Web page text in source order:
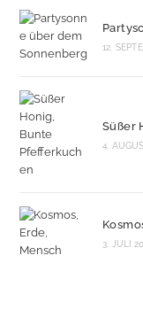
12.
Süßer
4.
3. JULI